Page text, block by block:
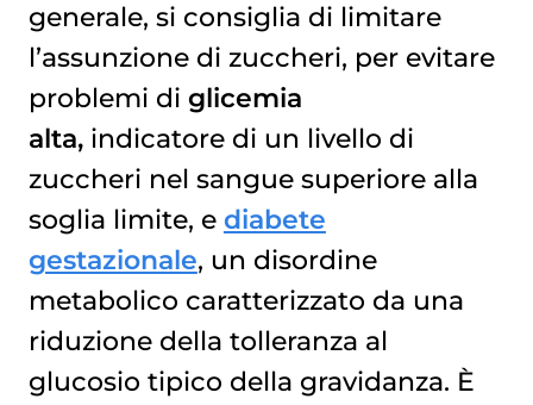
generale, si consiglia di limitare
l’assunzione di zuccheri, per evitare
problemi di glicemia
alta, indicatore di un livello di
zuccheri nel sangue superiore alla
soglia limite, e diabete
gestazionale, un disordine
metabolico caratterizzato da una
riduzione della tolleranza al
glucosio tipico della gravidanza. È